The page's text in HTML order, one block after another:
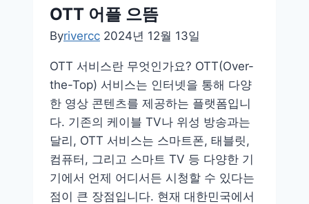
OTT 어플 으뜸
Byrivercc 2024년 12월 13일
OTT 서비스란 무엇인가요? OTT(Over-
the-Top) 서비스는 인터넷을 통해 다양
한 영상 콘텐츠를 제공하는 플랫폼입니
다. 기존의 케이블 TV나 위성 방송과는
달리, OTT 서비스는 스마트폰, 태블릿,
컴퓨터, 그리고 스마트 TV 등 다양한 기
기에서 언제 어디서든 시청할 수 있다는
점이 큰 장점입니다. 현재 대한민국에서